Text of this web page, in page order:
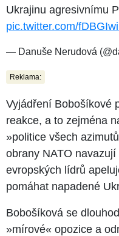
Ukrajinu agresivnímu
pic.twitter.com/
— Danuše Nerudová
Reklama:
Vyjádření Bobošíkové
reakce, a to zejména
»politice všech
obrany NATO
evropských lídrů
pomáhat napadené
Bobošíková se
»mírové« opozice a